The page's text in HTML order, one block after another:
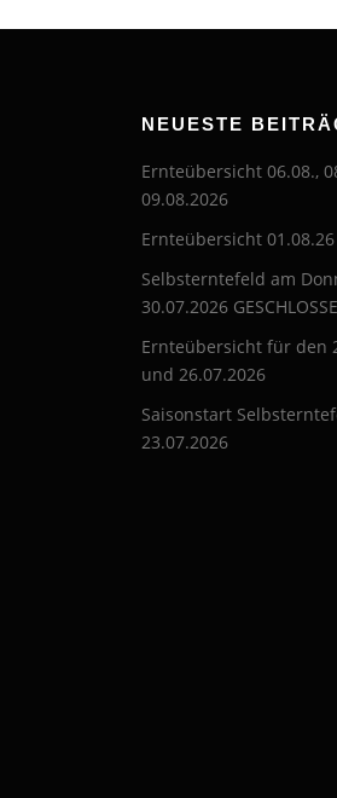
NEUESTE
Ernteübersicht 06.08.,
09.08.2026
Ernteübersicht
Selbsterntefeld am
30.07.2026
Ernteübersicht für den
und 26.07.2026
Saisonstart
23.07.2026